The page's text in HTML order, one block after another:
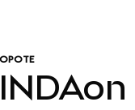
INDAon